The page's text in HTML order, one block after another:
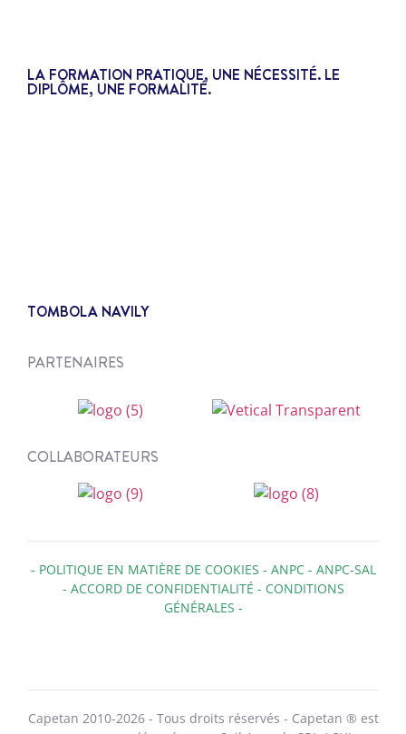
LA FORMATION PRATIQUE, UNE NÉCESSITÉ. LE
DIPLÔME, UNE FORMALITÉ.
TOMBOLA NAVILY
PARTENAIRES
COLLABORATEURS
- POLITIQUE EN MATIÈRE DE COOKIES - ANPC- ANPC-SAL
- ACCORD DE CONFIDENTIALITÉ - CONDITIONS
GÉNÉRALES -
Capetan 2010-2026 - Tous droits réservés - Capetan ® est